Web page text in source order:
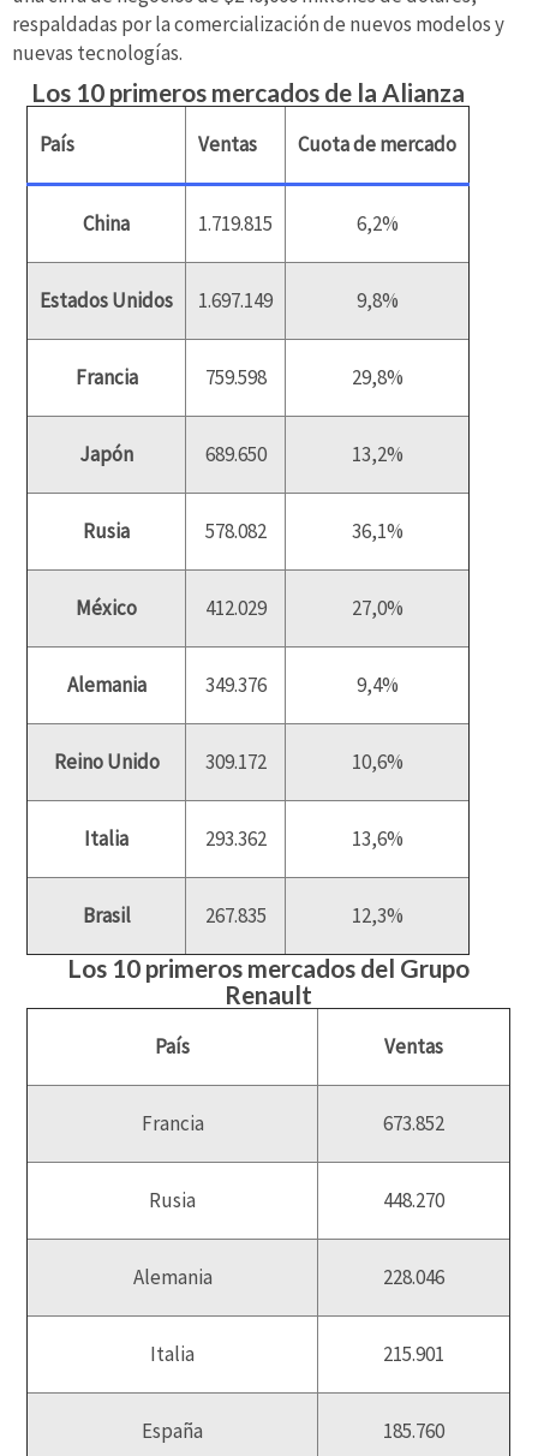
respaldadas por la comercialización de nuevos modelos y
nuevas tecnologías.
Los 10 primeros mercados de la Alianza
País Ventas Cuota de mercado
China 1.719.815 6,2%
Estados Unidos 1.697.149 9,8%
Francia 759.598 29,8%
Japón 689.650 13,2%
Rusia 578.082 36,1%
México 412.029 27,0%
Alemania 349.376 9,4%
Reino Unido 309.172 10,6%
Italia 293.362 13,6%
Brasil 267.835 12,3%
Los 10 primeros mercados del Grupo
Renault
País Ventas
Francia 673.852
Rusia 448.270
Alemania 228.046
Italia 215.901
España 185.760